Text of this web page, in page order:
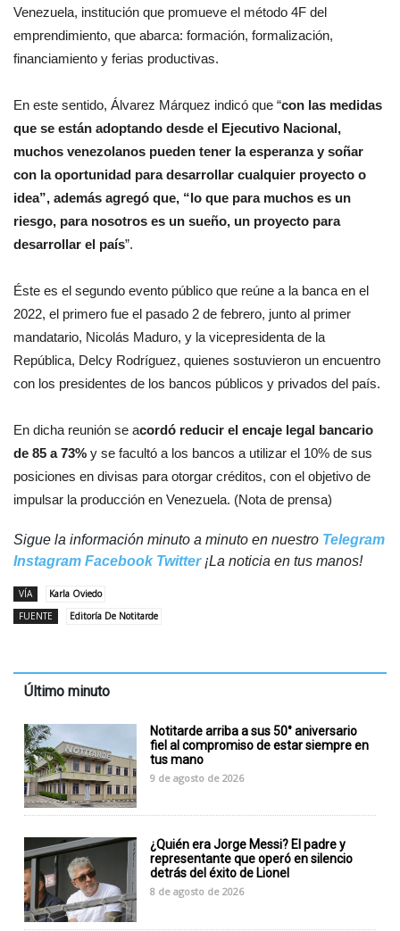
Venezuela, institución que promueve el método 4F del
emprendimiento, que abarca: formación, formalización,
financiamiento y ferias productivas.
En este sentido, Álvarez Márquez indicó que “con las medidas
que se están adoptando desde el Ejecutivo Nacional,
muchos venezolanos pueden tener la esperanza y soñar
con la oportunidad para desarrollar cualquier proyecto o
idea”, además agregó que, “lo que para muchos es un
riesgo, para nosotros es un sueño, un proyecto para
desarrollar el país”.
Éste es el segundo evento público que reúne a la banca en el
2022, el primero fue el pasado 2 de febrero, junto al primer
mandatario, Nicolás Maduro, y la vicepresidenta de la
República, Delcy Rodríguez, quienes sostuvieron un encuentro
con los presidentes de los bancos públicos y privados del país.
En dicha reunión se acordó reducir el encaje legal bancario
de 85 a 73% y se facultó a los bancos a utilizar el 10% de sus
posiciones en divisas para otorgar créditos, con el objetivo de
impulsar la producción en Venezuela. (Nota de prensa)
Sigue la información minuto a minuto en nuestro Telegram
Instagram Facebook Twitter¡La noticia en tus manos!
VÍA
Karla Oviedo
FUENTE
Editoría De Notitarde
Último minuto
Notitarde arriba a sus 50° aniversario
fiel al compromiso de estar siempre en
tus mano
9 de agosto de 2026
¿Quién era Jorge Messi? El padre y
representante que operó en silencio
detrás del éxito de Lionel
8 de agosto de 2026